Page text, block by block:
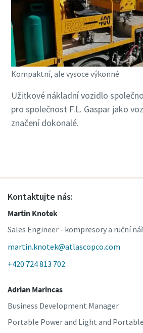
Kompaktní, ale vysoce výkonné
Užitkové nákladní vozidlo
pro společnost F.L. Gaspar jako
značení dokonalé.
Kontaktujte nás:
Martin Knotek
Sales Engineer - kompresory a ruční
martin.knotek@atlascopco.com
+420 724 813 702
Adrian Marincas
Business Development Manager
Portable Power and Light and